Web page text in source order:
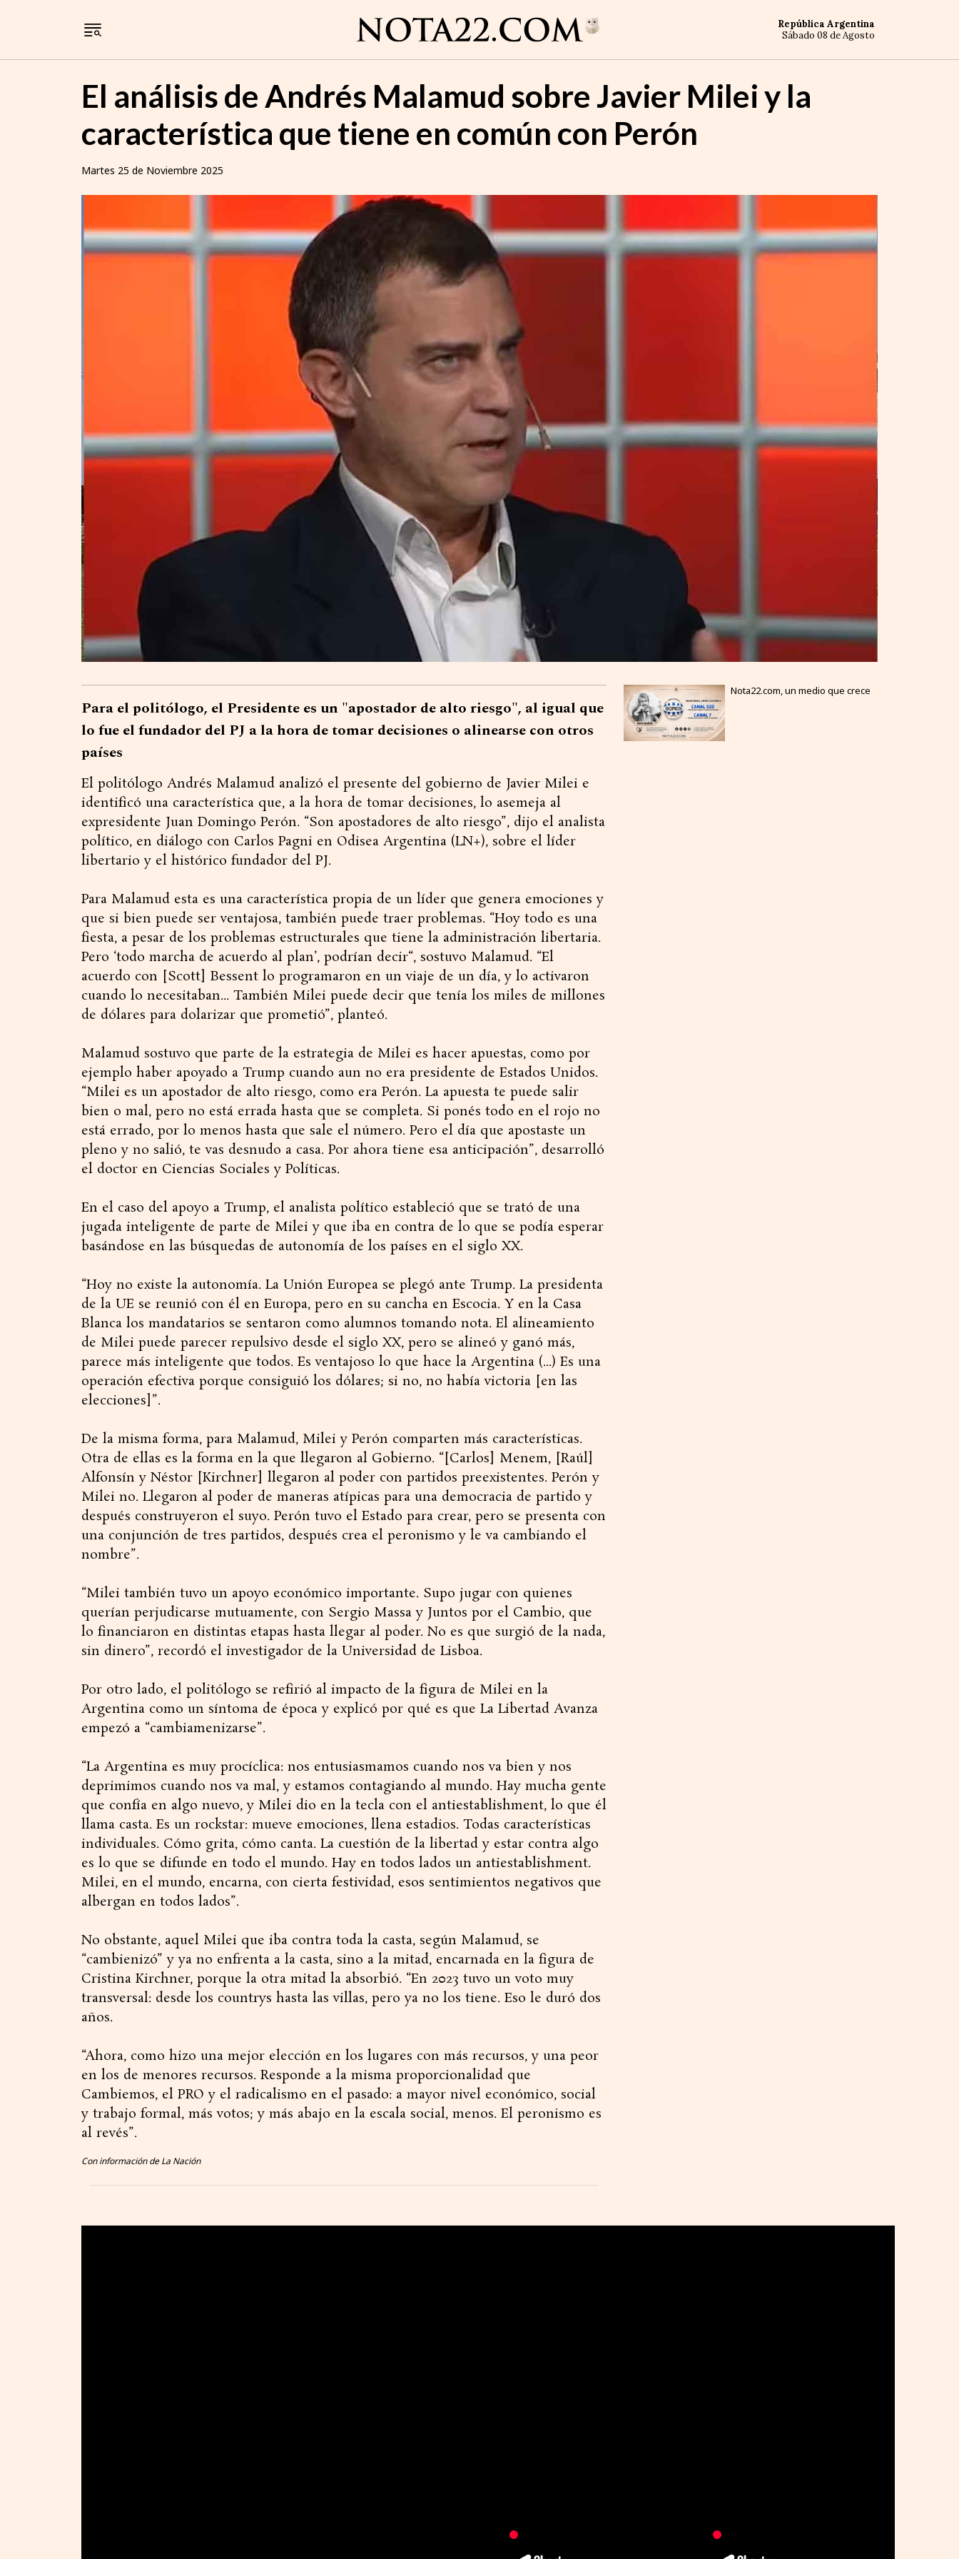
República Argentina
Sábado 08 de Agosto
El análisis de Andrés Malamud sobre Javier Milei y la
característica que tiene en común con Perón
Martes 25 de Noviembre 2025
Para el politólogo, el Presidente es un "apostador de alto riesgo", al igual que
lo fue el fundador del PJ a la hora de tomar decisiones o alinearse con otros
países
El politólogo Andrés Malamud analizó el presente del gobierno de Javier Milei e
identificó una característica que, a la hora de tomar decisiones, lo asemeja al
expresidente Juan Domingo Perón. “Son apostadores de alto riesgo”, dijo el analista
político, en diálogo con Carlos Pagni en Odisea Argentina (LN+), sobre el líder
libertario y el histórico fundador del PJ.
Para Malamud esta es una característica propia de un líder que genera emociones y
que si bien puede ser ventajosa, también puede traer problemas. “Hoy todo es una
fiesta, a pesar de los problemas estructurales que tiene la administración libertaria.
Pero ‘todo marcha de acuerdo al plan’, podrían decir“, sostuvo Malamud. “El
acuerdo con [Scott] Bessent lo programaron en un viaje de un día, y lo activaron
cuando lo necesitaban... También Milei puede decir que tenía los miles de millones
de dólares para dolarizar que prometió”, planteó.
Malamud sostuvo que parte de la estrategia de Milei es hacer apuestas, como por
ejemplo haber apoyado a Trump cuando aun no era presidente de Estados Unidos.
“Milei es un apostador de alto riesgo, como era Perón. La apuesta te puede salir
bien o mal, pero no está errada hasta que se completa. Si ponés todo en el rojo no
está errado, por lo menos hasta que sale el número. Pero el día que apostaste un
pleno y no salió, te vas desnudo a casa. Por ahora tiene esa anticipación”, desarrolló
el doctor en Ciencias Sociales y Políticas.
En el caso del apoyo a Trump, el analista político estableció que se trató de una
jugada inteligente de parte de Milei y que iba en contra de lo que se podía esperar
basándose en las búsquedas de autonomía de los países en el siglo XX.
“Hoy no existe la autonomía. La Unión Europea se plegó ante Trump. La presidenta
de la UE se reunió con él en Europa, pero en su cancha en Escocia. Y en la Casa
Blanca los mandatarios se sentaron como alumnos tomando nota. El alineamiento
de Milei puede parecer repulsivo desde el siglo XX, pero se alineó y ganó más,
parece más inteligente que todos. Es ventajoso lo que hace la Argentina (...) Es una
operación efectiva porque consiguió los dólares; si no, no había victoria [en las
elecciones]”.
De la misma forma, para Malamud, Milei y Perón comparten más características.
Otra de ellas es la forma en la que llegaron al Gobierno. “[Carlos] Menem, [Raúl]
Alfonsín y Néstor [Kirchner] llegaron al poder con partidos preexistentes. Perón y
Milei no. Llegaron al poder de maneras atípicas para una democracia de partido y
después construyeron el suyo. Perón tuvo el Estado para crear, pero se presenta con
una conjunción de tres partidos, después crea el peronismo y le va cambiando el
nombre”.
“Milei también tuvo un apoyo económico importante. Supo jugar con quienes
querían perjudicarse mutuamente, con Sergio Massa y Juntos por el Cambio, que
lo financiaron en distintas etapas hasta llegar al poder. No es que surgió de la nada,
sin dinero”, recordó el investigador de la Universidad de Lisboa.
Por otro lado, el politólogo se refirió al impacto de la figura de Milei en la
Argentina como un síntoma de época y explicó por qué es que La Libertad Avanza
empezó a “cambiamenizarse”.
“La Argentina es muy procíclica: nos entusiasmamos cuando nos va bien y nos
deprimimos cuando nos va mal, y estamos contagiando al mundo. Hay mucha gente
que confía en algo nuevo, y Milei dio en la tecla con el antiestablishment, lo que él
llama casta. Es un rockstar: mueve emociones, llena estadios. Todas características
individuales. Cómo grita, cómo canta. La cuestión de la libertad y estar contra algo
es lo que se difunde en todo el mundo. Hay en todos lados un antiestablishment.
Milei, en el mundo, encarna, con cierta festividad, esos sentimientos negativos que
albergan en todos lados”.
No obstante, aquel Milei que iba contra toda la casta, según Malamud, se
“cambienizó” y ya no enfrenta a la casta, sino a la mitad, encarnada en la figura de
Cristina Kirchner, porque la otra mitad la absorbió. “En 2023 tuvo un voto muy
transversal: desde los countrys hasta las villas, pero ya no los tiene. Eso le duró dos
años.
“Ahora, como hizo una mejor elección en los lugares con más recursos, y una peor
en los de menores recursos. Responde a la misma proporcionalidad que
Cambiemos, el PRO y el radicalismo en el pasado: a mayor nivel económico, social
y trabajo formal, más votos; y más abajo en la escala social, menos. El peronismo es
al revés”.
Con información de La Nación
Nota22.com, un medio que crece